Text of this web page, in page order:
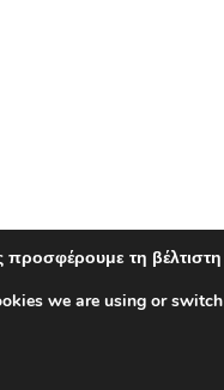
τη βέλτιστη
we are using or